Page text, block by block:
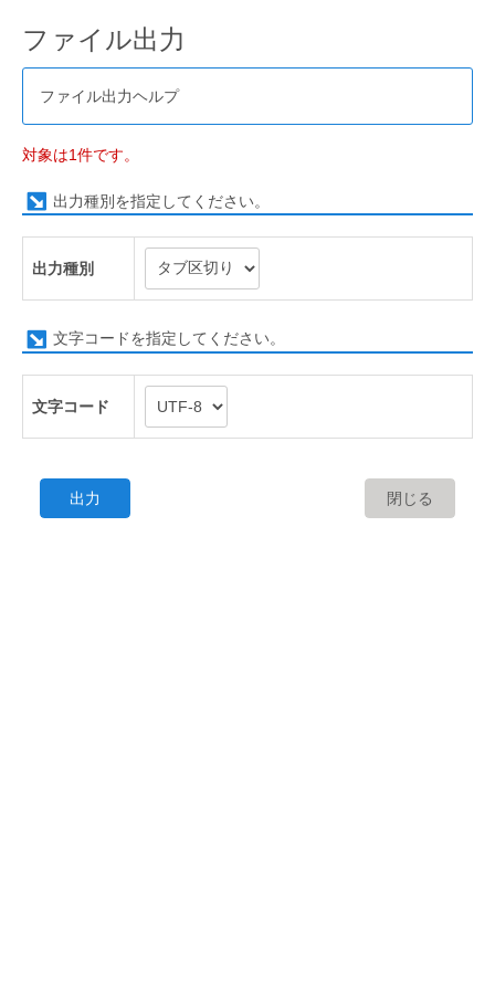
ファイル出力
ファイル出力ヘルプ
対象は1件です。
出力種別を指定してください。
出力種別
文字コードを指定してください。
文字コード